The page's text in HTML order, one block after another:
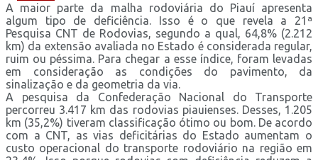
A maior parte da malha rodoviária do Piauí apresenta
algum tipo de deficiência. Isso é o que revela a 21ª
Pesquisa CNT de Rodovias, segundo a qual, 64,8% (2.212
km) da extensão avaliada no Estado é considerada regular,
ruim ou péssima. Para chegar a esse índice, foram levadas
em consideração as condições do pavimento, da
sinalização e da geometria da via.
A pesquisa da Confederação Nacional do Transporte
percorreu 3.417 km das rodovias piauienses. Desses, 1.205
km (35,2%) tiveram classificação ótimo ou bom. De acordo
com a CNT, as vias deficitárias do Estado aumentam o
custo operacional do transporte rodoviário na região em